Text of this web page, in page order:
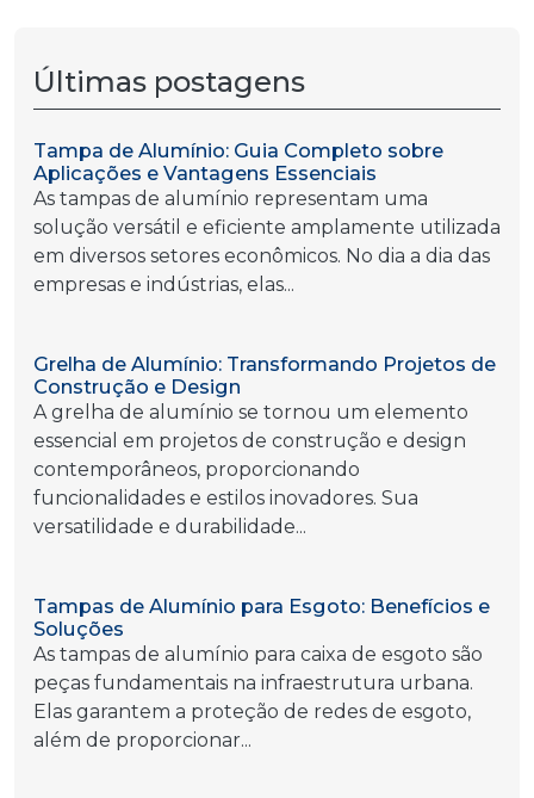
Últimas postagens
Tampa de Alumínio: Guia Completo sobre
Aplicações e Vantagens Essenciais
As tampas de alumínio representam uma
solução versátil e eficiente amplamente utilizada
em diversos setores econômicos. No dia a dia das
empresas e indústrias, elas...
Grelha de Alumínio: Transformando Projetos de
Construção e Design
A grelha de alumínio se tornou um elemento
essencial em projetos de construção e design
contemporâneos, proporcionando
funcionalidades e estilos inovadores. Sua
versatilidade e durabilidade...
Tampas de Alumínio para Esgoto: Benefícios e
Soluções
As tampas de alumínio para caixa de esgoto são
peças fundamentais na infraestrutura urbana.
Elas garantem a proteção de redes de esgoto,
além de proporcionar...